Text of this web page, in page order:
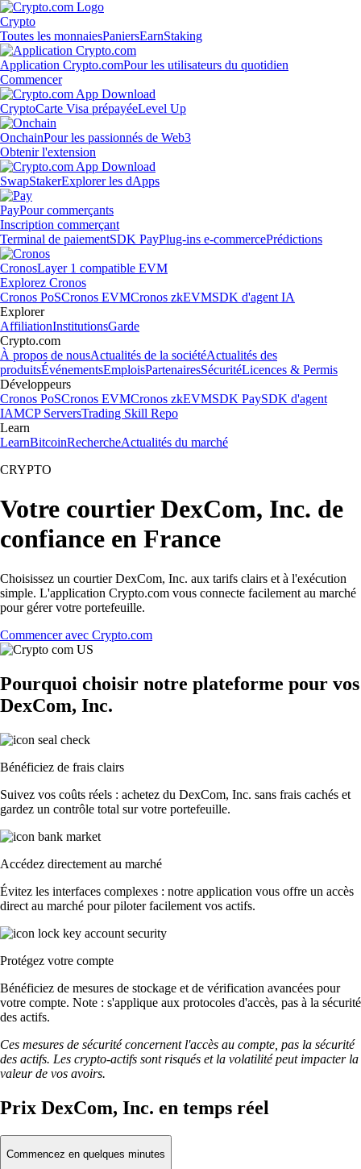
Crypto
Toutes les monnaiesPaniersEarnStaking
Application Crypto.comPour les utilisateurs du quotidien
Commencer
CryptoCarte Visa prépayéeLevel Up
OnchainPour les passionnés de Web3
Obtenir l'extension
SwapStakerExplorer les dApps
PayPour commerçants
Inscription commerçant
Terminal de paiementSDK PayPlug-ins e-commercePrédictions
CronosLayer 1 compatible EVM
Explorez Cronos
Cronos PoSCronos EVMCronos zkEVMSDK d'agent IA
Explorer
AffiliationInstitutionsGarde
Crypto.com
À propos de nousActualités de la sociétéActualités des
produitsÉvénementsEmploisPartenairesSécuritéLicences & Permis
Développeurs
Cronos PoSCronos EVMCronos zkEVMSDK PaySDK d'agent
IAMCP ServersTrading Skill Repo
Learn
LearnBitcoinRechercheActualités du marché
CRYPTO
Votre courtier DexCom, Inc. de
confiance en France
Choisissez un courtier DexCom, Inc. aux tarifs clairs et à l'exécution
simple. L'application Crypto.com vous connecte facilement au marché
pour gérer votre portefeuille.
Commencer avec Crypto.com
Pourquoi choisir notre plateforme pour vos
DexCom, Inc.
Bénéficiez de frais clairs
Suivez vos coûts réels : achetez du DexCom, Inc. sans frais cachés et
gardez un contrôle total sur votre portefeuille.
Accédez directement au marché
Évitez les interfaces complexes : notre application vous offre un accès
direct au marché pour piloter facilement vos actifs.
Protégez votre compte
Bénéficiez de mesures de stockage et de vérification avancées pour
votre compte. Note : s'applique aux protocoles d'accès, pas à la sécurité
des actifs.
Ces mesures de sécurité concernent l'accès au compte, pas la sécurité
des actifs. Les crypto-actifs sont risqués et la volatilité peut impacter la
valeur de vos avoirs.
Prix DexCom, Inc. en temps réel
Commencez en quelques minutes